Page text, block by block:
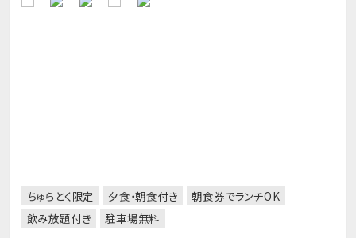
ちゅらとく限定 夕食・朝食付き
朝食券でランチOK
飲み放題付き
駐車場無料